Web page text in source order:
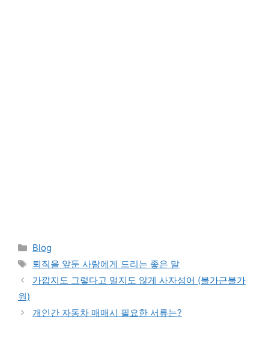
Categories
Blog
Tags
퇴직을 앞둔 사람에게 드리는 좋은 말
가깝지도 그렇다고 멀지도 않게 사자성어 (불가근불가
원)
개인간 자동차 매매시 필요한 서류는?